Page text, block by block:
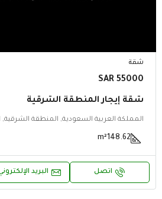
شقة
55000 SAR
شقة إيجار المنطقة الشرقية
148.62
m²
اتصل البريد